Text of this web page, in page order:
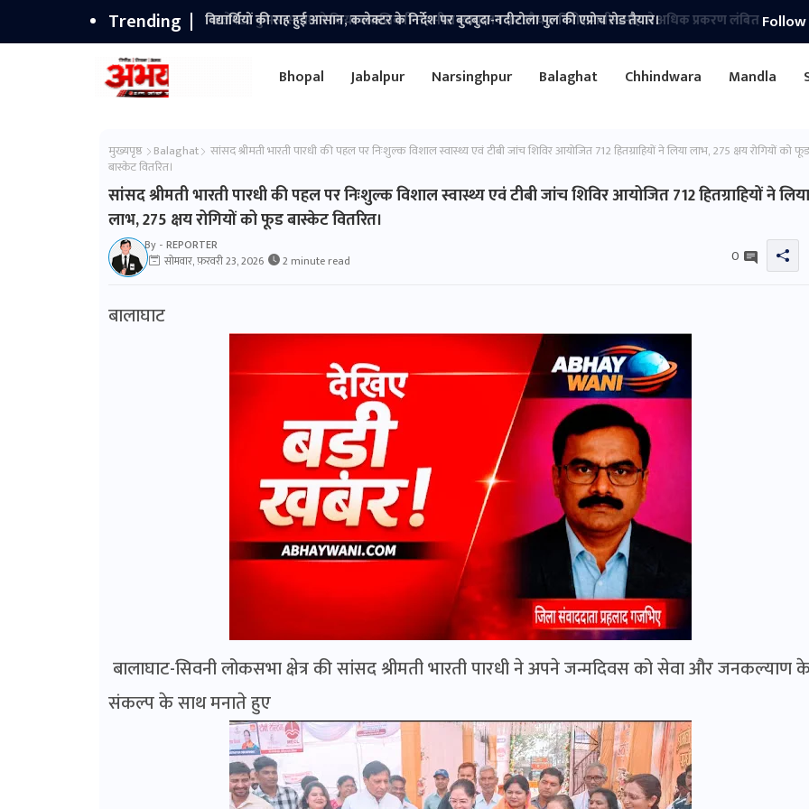
Trending विद्यार्थियों की राह हुई आसान, कलेक्टर के निर्देश पर बुदबुदा-नदीटोला पुल की एप्रोच रोड तैयार।
Bhopal Jabalpur Narsinghpur Balaghat Chhindwara Mandla
मुख्यपृष्ठ Balaghat
सांसद श्रीमती भारती पारधी की पहल पर निःशुल्क विशाल स्वास्थ्य एवं टीबी जांच शिविर आयोजित 712 हितग्राहियों ने लिया लाभ, 275 क्षय रोगियों को फूड
बास्केट वितरित।
सांसद श्रीमती भारती पारधी की पहल पर निःशुल्क विशाल स्वास्थ्य एवं टीबी जांच शिविर आयोजित 712 हितग्राहियों ने लिया
लाभ, 275 क्षय रोगियों को फूड बास्केट वितरित।
By - REPORTER
सोमवार, फ़रवरी 23, 2026
2 minute read 0
बालाघाट
बालाघाट-सिवनी लोकसभा क्षेत्र की सांसद श्रीमती भारती पारधी ने अपने जन्मदिवस को सेवा और जनकल्याण
संकल्प के साथ मनाते हुए